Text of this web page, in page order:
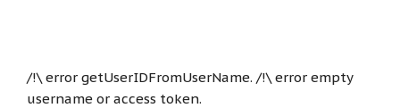
/!\ error getUserIDFromUserName. /!\ error empty
username or access token.